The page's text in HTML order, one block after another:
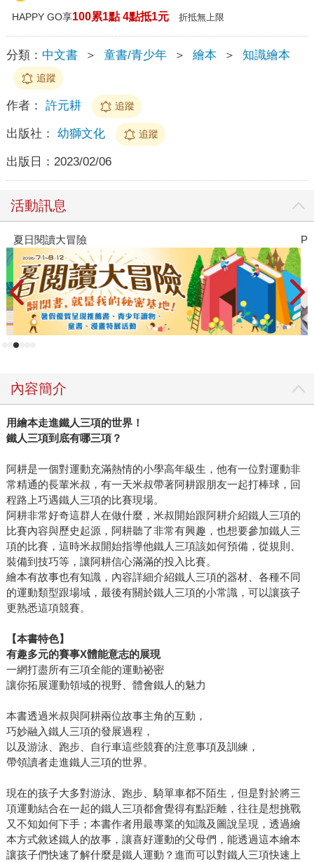
HAPPY GO享100累1點 4點抵1元 折抵無上限
分類： 中文書 ＞ 童書/青少年 ＞ 繪本 ＞ 知識繪本
追蹤
作者： 許元耕 追蹤
出版社： 幼獅文化 追蹤
出版日： 2023/02/06
活動訊息
夏日閱讀大冒險
內容簡介
用繪本走進鐵人三項的世界！
鐵人三項到底有哪三項？
阿耕是一個對運動充滿熱情的小學高年級生，他有一位對運動非
常精通的長輩米叔，有一天米叔帶著阿耕跟朋友一起打棒球，回
程路上巧遇鐵人三項的比賽現場。
阿耕非常好奇這群人在做什麼，米叔開始跟阿耕介紹鐵人三項的
比賽內容與歷史起源，阿耕聽了非常有興趣，也想要參加鐵人三
項的比賽，這時米叔開始指導他鐵人三項該如何預備，從規則、
裝備到技巧等，讓阿耕信心滿滿的投入比賽。
繪本有故事也有知識，內容詳細介紹鐵人三項的器材、各種不同
的運動類型跟場域，最後有關於鐵人三項的小常識，可以讓孩子
更熟悉這項競賽。
【本書特色】
有趣多元的賽事X體能意志的展現
一網打盡所有三項全能的運動祕密
讓你拓展運動領域的視野、體會鐵人的魅力
本書透過米叔與阿耕兩位故事主角的互動，
巧妙融入鐵人三項的發展過程，
以及游泳、跑步、自行車這些競賽的注意事項及訓練，
帶領讀者走進鐵人三項的世界。
現在的孩子大多對游泳、跑步、騎單車都不陌生，但是對於將三
項運動結合在一起的鐵人三項都會覺得有點距離，往往是想挑戰
又不知如何下手；本書作者用最專業的知識及圖說呈現，透過繪
本方式敘述鐵人的故事，讓喜好運動的父母們，能透過這本繪本
讓孩子們快速了解什麼是鐵人運動？進而可以對鐵人三項快速上